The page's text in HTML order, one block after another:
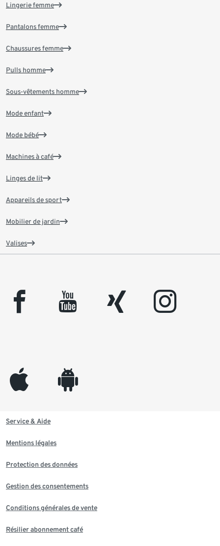
Lingerie femme
Pantalons femme
Chaussures femme
Pulls homme
Sous-vêtements homme
Mode enfant
Mode bébé
Machines à café
Linges de lit
Appareils de sport
Mobilier de jardin
Valises
facebook youtube xing instagram
appleinc android
Service & Aide
Mentions légales
Protection des données
Gestion des consentements
Conditions générales de vente
Résilier abonnement café